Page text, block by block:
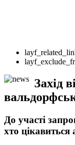
Захід
До участі
хто